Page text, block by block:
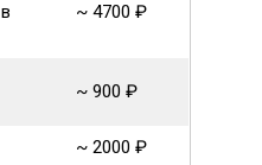
~ 4700 ₽
~ 900 ₽
~ 2000 ₽